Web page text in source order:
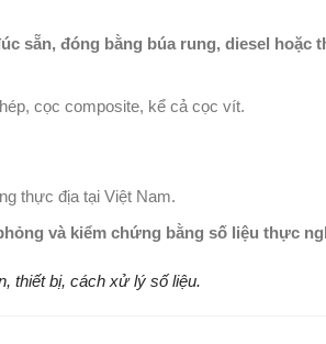
sẵn, đóng bằng búa rung, diesel hoặc
cọc composite, kể cả cọc vít.
thực địa tại Việt Nam.
và kiểm chứng bằng số liệu thực
thiết bị, cách xử lý số liệu.